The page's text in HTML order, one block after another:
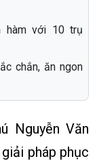
hàm với 10 trụ
chắn, ăn ngon
Nguyễn Văn
pháp phục